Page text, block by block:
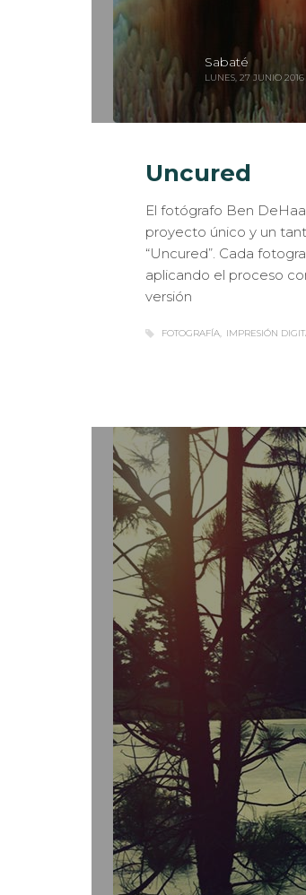
Sabaté
LUNES, 27 JUNIO 2016
Uncured
El fotógrafo Ben
proyecto único y un
“Uncured”. Cada
aplicando el proceso
versión
FOTOGRAFÍA IMPRESIÓN